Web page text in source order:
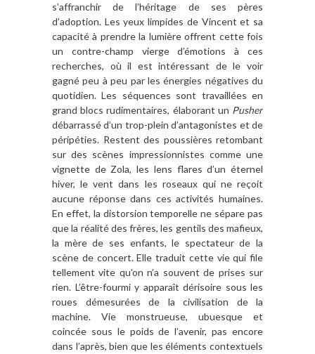
s’affranchir de l’héritage de ses pères
d’adoption. Les yeux limpides de Vincent et sa
capacité à prendre la lumière offrent cette fois
un contre-champ vierge d’émotions à ces
recherches, où il est intéressant de le voir
gagné peu à peu par les énergies négatives du
quotidien. Les séquences sont travaillées en
grand blocs rudimentaires, élaborant un Pusher
débarrassé d’un trop-plein d’antagonistes et de
péripéties. Restent des poussières retombant
sur des scènes impressionnistes comme une
vignette de Zola, les lens flares d’un éternel
hiver, le vent dans les roseaux qui ne reçoit
aucune réponse dans ces activités humaines.
En effet, la distorsion temporelle ne sépare pas
que la réalité des frères, les gentils des mafieux,
la mère de ses enfants, le spectateur de la
scène de concert. Elle traduit cette vie qui file
tellement vite qu’on n’a souvent de prises sur
rien. L’être-fourmi y apparaît dérisoire sous les
roues démesurées de la civilisation de la
machine. Vie monstrueuse, ubuesque et
coincée sous le poids de l’avenir, pas encore
dans l’après, bien que les éléments contextuels